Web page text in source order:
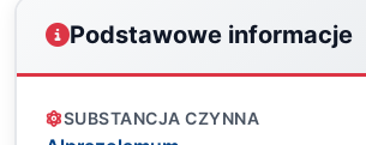
Podstawowe informacje
SUBSTANCJA CZYNNA